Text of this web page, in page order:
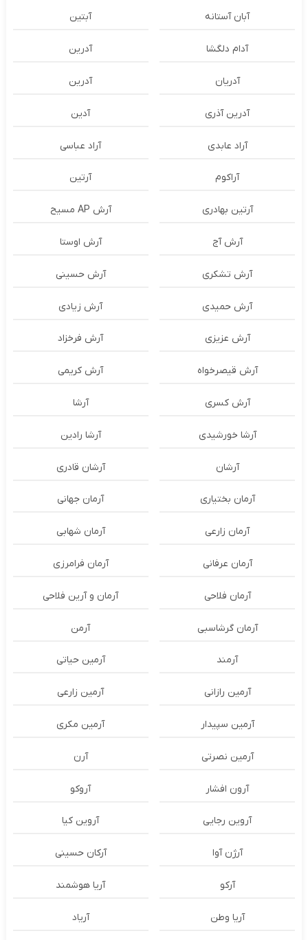
آبان آستانه آبتین
آدام دلگشا آدرين
آدریان آدرین
آدرین آذری آدین
آراد عابدی آراد عباسی
آراکوم آرتین
آرتین بهادری آرش AP مسیح
آرش آج آرش اوستا
آرش تشکری آرش حسینی
آرش حمیدی آرش زیادی
آرش عزیزی آرش فرخزاد
آرش قیصرخواه آرش کریمی
آرش کسری آرشا
آرشا خورشیدی آرشا رادین
آرشان آرشان قادری
آرمان بختیاری آرمان جهانی
آرمان زارعی آرمان شهابی
آرمان عرفانی آرمان فرامرزی
آرمان فلاحی آرمان و آرین فلاحی
آرمان گرشاسبی آرمن
آرمند آرمین حیاتی
آرمین رازانی آرمین زارعی
آرمین سپیدار آرمین مکری
آرمین نصرتی آرن
آرون افشار آروکو
آروین رجایی آروین کیا
آرژن آوا آرکان حسینی
آرکو آریا هوشمند
آریا وطن آریاد